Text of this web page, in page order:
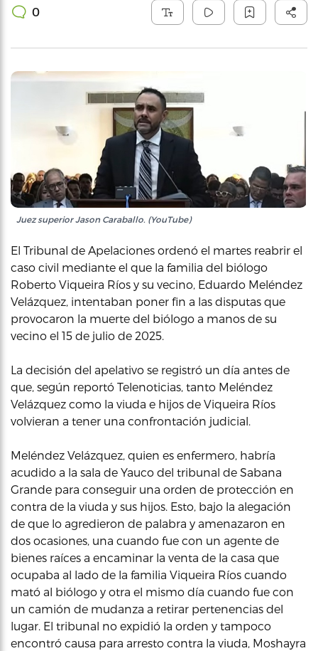
0
Juez superior Jason Caraballo. (YouTube)
El Tribunal de Apelaciones ordenó el martes reabrir el
caso civil mediante el que la familia del biólogo
Roberto Viqueira Ríos y su vecino, Eduardo Meléndez
Velázquez, intentaban poner fin a las disputas que
provocaron la muerte del biólogo a manos de su
vecino el 15 de julio de 2025.
La decisión del apelativo se registró un día antes de
que, según reportó Telenoticias, tanto Meléndez
Velázquez como la viuda e hijos de Viqueira Ríos
volvieran a tener una confrontación judicial.
Meléndez Velázquez, quien es enfermero, habría
acudido a la sala de Yauco del tribunal de Sabana
Grande para conseguir una orden de protección en
contra de la viuda y sus hijos. Esto, bajo la alegación
de que lo agredieron de palabra y amenazaron en
dos ocasiones, una cuando fue con un agente de
bienes raíces a encaminar la venta de la casa que
ocupaba al lado de la familia Viqueira Ríos cuando
mató al biólogo y otra el mismo día cuando fue con
un camión de mudanza a retirar pertenencias del
lugar. El tribunal no expidió la orden y tampoco
encontró causa para arresto contra la viuda, Moshayra